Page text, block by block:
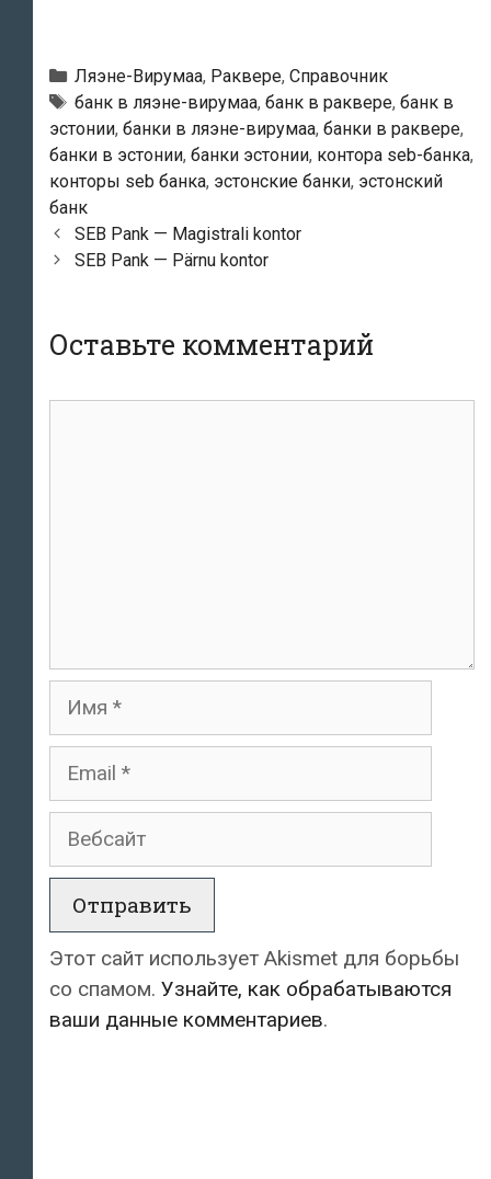
Рубрики
Ляэне-Вирумаа, Раквере, Справочник
Тэги
банк в ляэне-вирумаа, банк в раквере, банк в
эстонии, банки в ляэне-вирумаа, банки в раквере,
банки в эстонии, банки эстонии, контора seb-банка,
конторы seb банка, эстонские банки, эстонский
банк
Навигация
по
SEB Pank — Magistrali kontor
SEB Pank — Pärnu kontor
Оставьте комментарий
Имя
Email
Вебсайт
Этот сайт использует Akismet для борьбы
со спамом. Узнайте, как обрабатываются
ваши данные комментариев.